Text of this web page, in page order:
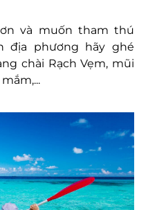
và muốn tham thú
địa phương hãy ghé
chài Rạch Vẹm, mũi